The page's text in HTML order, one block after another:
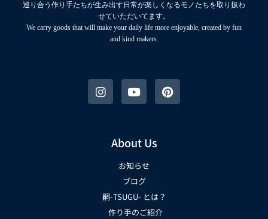
巡り合う作り手たちが生み出す日常が楽しくなるモノたちを取り扱わ
せていただいてます。
We carry goods that will make your daily life more enjoyable, created by fun
and kind makers.
About Us
お知らせ
ブログ
嗣-TSUGU- とは？
作り手のご紹介